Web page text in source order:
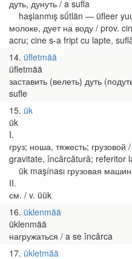
дуть, дунуть / a sufla
haşlanmış sǘtlän — üfleer
молоке, дует на воду / prov.
acru; cine s-a fript cu lapte,
14 üfletmää
üfletmää
заставить (велеть) дуть
sufle
15 ük
ük
I.
груз; ноша, тяжесть;
gravitate, încărcătură; referitor
ük maşínası грузовая
II.
см. / v. üük
16 üklenmää
üklenmää
нагружаться / a se încărca
17 ükletmää